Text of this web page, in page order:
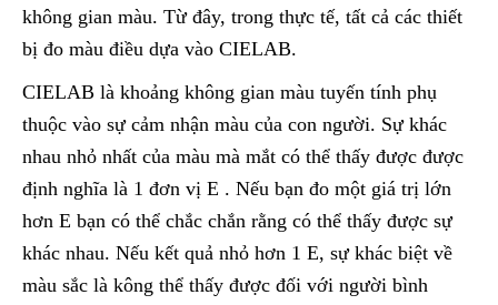
không gian màu. Từ đây, trong thực tế, tất cả các thiết
bị đo màu điều dựa vào CIELAB.
CIELAB là khoảng không gian màu tuyến tính phụ
thuộc vào sự cảm nhận màu của con người. Sự khác
nhau nhỏ nhất của màu mà mắt có thể thấy được được
định nghĩa là 1 đơn vị E . Nếu bạn đo một giá trị lớn
hơn E bạn có thể chắc chắn rằng có thể thấy được sự
khác nhau. Nếu kết quả nhỏ hơn 1 E, sự khác biệt về
màu sắc là kông thể thấy được đối với người bình